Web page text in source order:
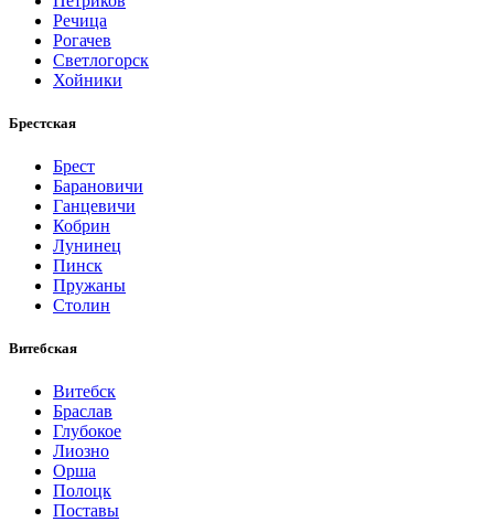
Речица
Рогачев
Светлогорск
Хойники
Брестская
Брест
Барановичи
Ганцевичи
Кобрин
Лунинец
Пинск
Пружаны
Столин
Витебская
Витебск
Браслав
Глубокое
Лиозно
Орша
Полоцк
Поставы